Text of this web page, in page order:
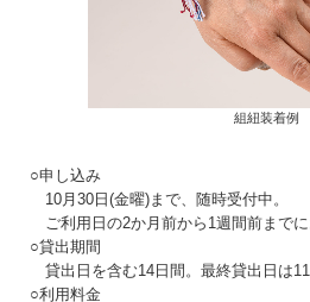
組紐装着例
○申し込み
10月30日(金曜)まで、随時受付中。
ご利用日の2か月前から1週間前までに
○貸出期間
貸出日を含む14日間。最終貸出日は11
○利用料金